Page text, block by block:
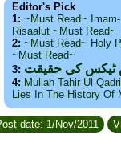
Editor's Pick
1: ~Must Read~
Risaalut ~Must Read~
2: ~Must Read~ Holy
~Must Read~
3: ٹیکس کی حقیقت
4: Mullah Tahir Ul
Lies In The History Of
date: 1/Nov/2011